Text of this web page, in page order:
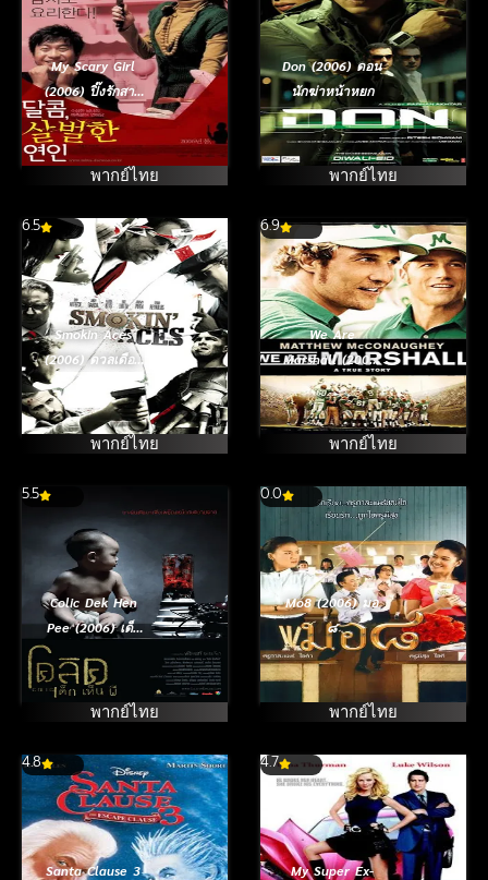
My Scary Girl
(2006) ปิ๊งรักสาว
ให้เสียวสันหลัง
พากย์ไทย
Don (2006) ดอน
นักฆ่าหน้าหยก
พากย์ไทย
6.5
Smokin Aces
(2006) ดวลเดือด
ล้างเลือดมาเฟีย
พากย์ไทย
6.9
We Are
Marshall (2006)
ทีมกู้ฝัน เดิมพัน
เกียรติยศ
พากย์ไทย
5.5
Colic Dek Hen
Pee (2006) เด็ก
พากย์ไทย
0.0
Mo8 (2006) มอ
๘
พากย์ไทย
4.8
Santa Clause 3
4.7
My Super Ex-